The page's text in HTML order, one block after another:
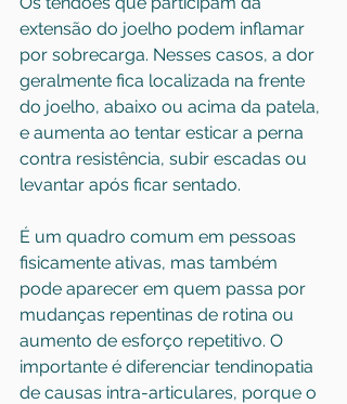
extensão do joelho podem inflamar
por sobrecarga. Nesses casos, a dor
geralmente fica localizada na frente
do joelho, abaixo ou acima da patela,
e aumenta ao tentar esticar a perna
contra resistência, subir escadas ou
levantar após ficar sentado.
É um quadro comum em pessoas
fisicamente ativas, mas também
pode aparecer em quem passa por
mudanças repentinas de rotina ou
aumento de esforço repetitivo. O
importante é diferenciar tendinopatia
de causas intra-articulares, porque o